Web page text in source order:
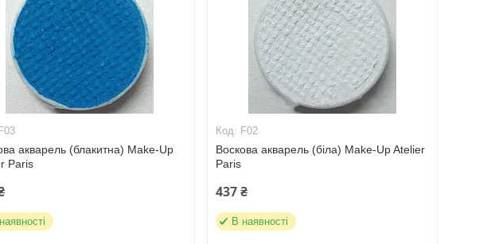
F03
акварель (блакитна) Make-Up
Paris
F02
Воскова акварель (біла) Make-Up Atelier
Paris
437 ₴
В наявності